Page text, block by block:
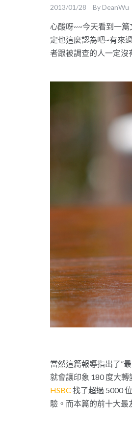
2013/01/28 ByDeanWu
心酸呀~~今天看到一
定也這麼認為吧~有來
者跟被調查的人一定沒
當然這篇報導指出了”
就會讓印象 180 度大
HSBC 找了超過 5000
驗。而本篇的前十大最